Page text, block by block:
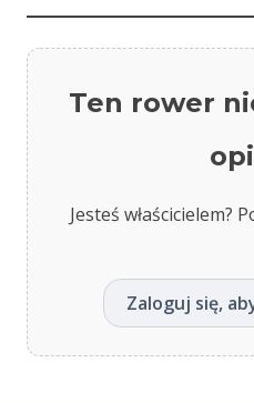
Ten rower
Jesteś właścicielem?
Zaloguj się,